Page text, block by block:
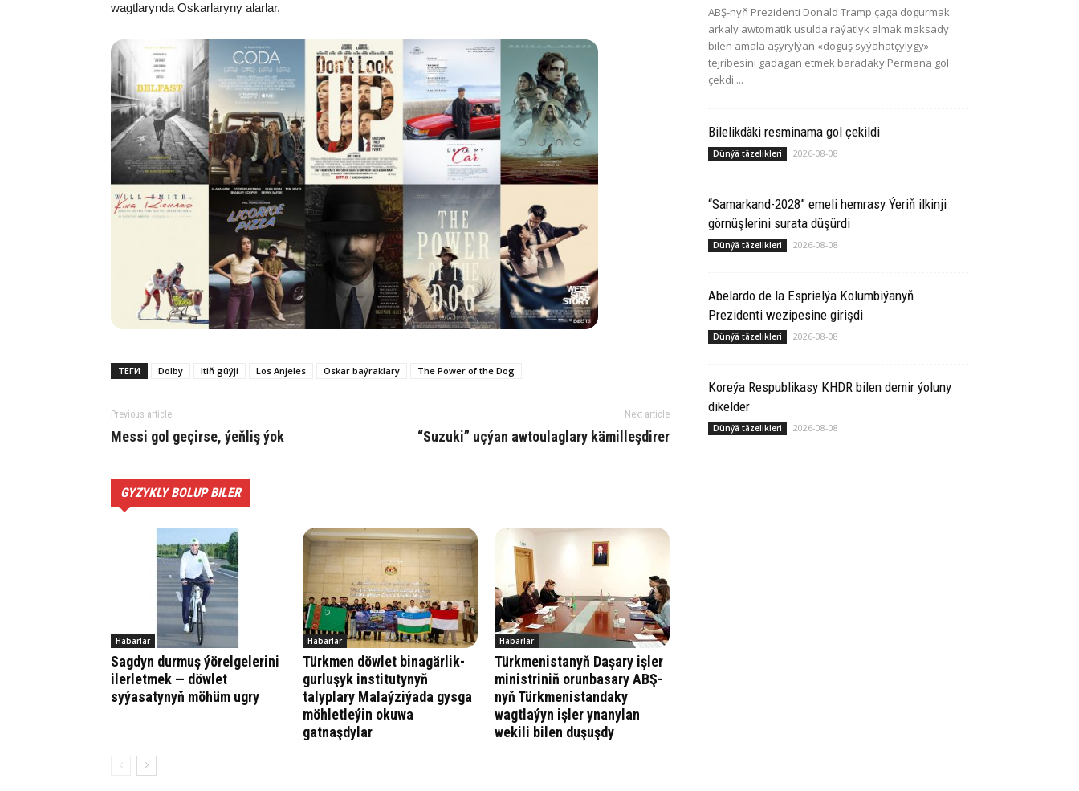
wagtlarynda Oskarlaryny alarlar.
ТЕГИ Dolby Itiň güýji Los Anjeles Oskar baýraklary The Power of the Dog
Previous article
Messi gol geçirse, ýeňliş ýok
Next article
“Suzuki” uçýan awtoulaglary kämilleşdirer
GYZYKLY BOLUP BILER
Habarlar
Sagdyn durmuş ýörelgelerini
ilerletmek — döwlet
syýasatynyň möhüm ugry
Habarlar
Türkmen döwlet binagärlik-
gurluşyk institutynyň
talyplary Malaýziýada gysga
möhletleýin okuwa
gatnaşdylar
Habarlar
Türkmenistanyň Daşary işler
ministriniň orunbasary ABŞ-
nyň Türkmenistandaky
wagtlaýyn işler ynanylan
wekili bilen duşuşdy
ABŞ-nyň Prezidenti Donald Tramp çaga dogurmak
arkaly awtomatik usulda raýatlyk almak maksady
bilen amala aşyrylýan «doguş syýahatçylygy»
tejribesini gadagan etmek baradaky Permana gol
çekdi....
Bilelikdäki resminama gol çekildi
Dünýä täzelikleri 2026-08-08
“Samarkand-2028” emeli hemrasy Ýeriň ilkinji
görnüşlerini surata düşürdi
Dünýä täzelikleri 2026-08-08
Abelardo de la Esprielýa Kolumbiýanyň
Prezidenti wezipesine girişdi
Dünýä täzelikleri 2026-08-08
Koreýa Respublikasy KHDR bilen demir ýoluny
dikelder
Dünýä täzelikleri 2026-08-08